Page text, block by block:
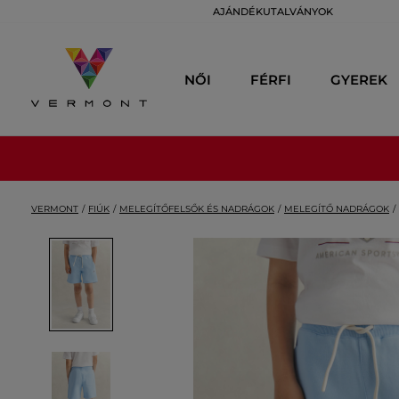
AJÁNDÉKUTALVÁNYOK
NŐI FÉRFI GYEREK
VERMONT FIÚK MELEGÍTŐFELSŐK ÉS NADRÁGOK MELEGÍTŐ NADRÁGOK